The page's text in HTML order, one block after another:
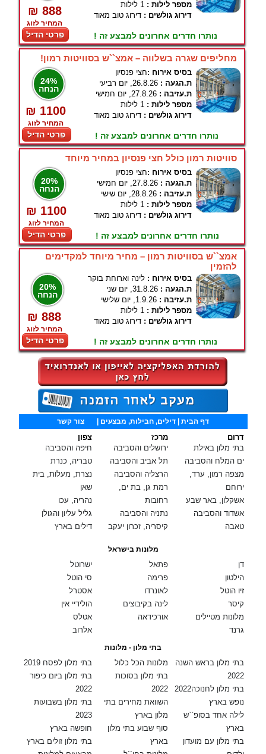
₪ 888
המחיר לזוג
פרטי הדיל
מספר לילות : 1 לילות
דירוג גולשים : דירוג טוב מאוד
נותרו חדרים אחרונים למבצע זה !
מחליפים שגרה בשלווה – אמצ``ש בסוויטות רמון!
24%
הנחה
₪ 1100
המחיר לזוג
פרטי הדיל
בסיס אירוח :חצי פנסיון
ת.הגעה : 26.8.26, יום רביעי
ת.עזיבה : 27.8.26, יום חמישי
מספר לילות : 1 לילות
דירוג גולשים : דירוג טוב מאוד
נותרו חדרים אחרונים למבצע זה !
סוויטות רמון כולל חצי פנסיון במחיר מיוחד
20%
הנחה
₪ 1100
המחיר לזוג
פרטי הדיל
בסיס אירוח :חצי פנסיון
ת.הגעה : 27.8.26, יום חמישי
ת.עזיבה : 28.8.26, יום שישי
מספר לילות : 1 לילות
דירוג גולשים : דירוג טוב מאוד
נותרו חדרים אחרונים למבצע זה !
אמצ``ש בסוויטות רמון – מחיר מיוחד למקדימים
להזמין
20%
הנחה
₪ 888
המחיר לזוג
פרטי הדיל
בסיס אירוח : לינה וארוחת בוקר
ת.הגעה : 31.8.26, יום שני
ת.עזיבה : 1.9.26, יום שלישי
מספר לילות : 1 לילות
דירוג גולשים : דירוג טוב מאוד
נותרו חדרים אחרונים למבצע זה !
דף הבית | דילים, חבילות, מבצעים | צור קשר
צפון
חיפה והסביבה
טבריה, כנרת
נצרת, מעלות, בית
שאן
נהריה, עכו
גליל עליון והגולן
דילים בארץ
מרכז
ירושלים והסביבה
תל אביב והסביבה
הרצליה והסביבה
רמת גן, בת ים,
רחובות
נתניה והסביבה
קיסריה, זכרון יעקב
דרום
בתי מלון באילת
ים המלח והסביבה
מצפה רמון, ערד,
ירוחם
אשקלון, באר שבע
אשדוד והסביבה
טאבה
מלונות בישראל
ישרוטל
סי הוטל
אסטרל
הולידיי אין
אטלס
אלרוב
פתאל
פרימה
לאונרדו
לינה בקיבוצים
אורכידאה
דן
הילטון
זיו הוטל
קיסר
מלונות מטיילים
גרנד
בתי מלון - מלונות
בתי מלון לפסח 2019
בתי מלון ביום כיפור
2022
בתי מלון בשבועות
2023
חופשה בארץ
בתי מלון זולים בארץ
מלונות הכל כלול
בתי מלון בסוכות
2022
השוואת מחירים בתי
מלון בארץ
סוף שבוע בתי מלון
בארץ
בתי מלון בראש השנה
2022
בתי מלון לחנוכה2022
נופש בארץ
לילה אחד בסופ``ש
בארץ
בתי מלון עם מועדון